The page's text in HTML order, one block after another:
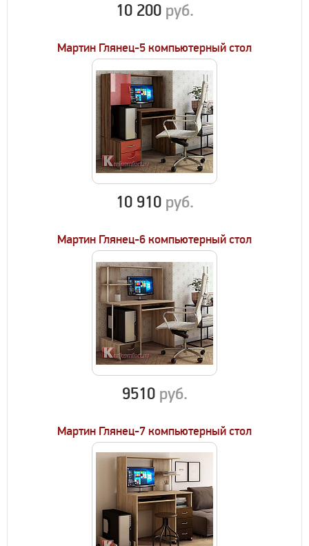
10 200 руб.
Мартин Глянец-5 компьютерный стол
10 910 руб.
Мартин Глянец-6 компьютерный стол
9510 руб.
Мартин Глянец-7 компьютерный стол